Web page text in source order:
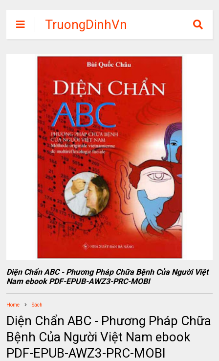
TruongDinhVn
Chia sẽ ebook,
các khóa học,
phần mềm học
tập miễn phí
Diện Chẩn ABC - Phương Pháp Chữa Bệnh Của Người Việt
Nam ebook PDF-EPUB-AWZ3-PRC-MOBI
Home Sách
Diện Chẩn ABC - Phương Pháp Chữa
Bệnh Của Người Việt Nam ebook
PDF-EPUB-AWZ3-PRC-MOBI